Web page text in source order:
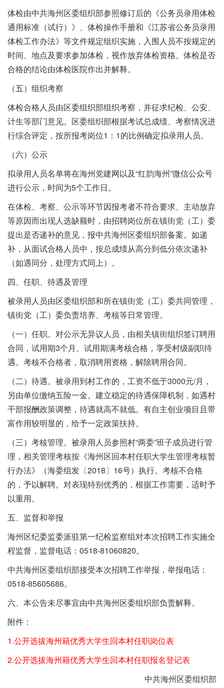
体检由中共海州区委组织部参照修订后的《公务员录用体检
通用标准（试行）》、体检操作手册和《江苏省公务员录用
体检工作办法》等文件规定组织实施，入围人员不按规定的
时间、地点及要求参加体检，视作放弃体检资格。体检是否
合格的结论由体检医院作出并解释。
（五）组织考察
体检合格人员由区委组织部组织考察，并征求纪检、公安、
计生等部门意见。区委组织部根据考试总成绩、考察情况进
行综合评定，按所报考岗位1：1的比例确定拟录用人员。
（六）公示
拟录用人员名单将在海州党建网以及“红韵海州”微信公众号
进行公示，时间为5个工作日。
在体检、考察、公示等环节因报考者不符合要求、主动放弃
等原因而出现人选缺额时，由招聘岗位所在镇街党（工）委
提出是否递补的意见，报中共海州区委组织部备案。如递
补，从面试合格人员中，按总成绩从高分到低分依次递补
（如遇同分，处理方式同上）。
四、任职、待遇及管理
被录用人员由区委组织部和所在镇街党（工）委共同管理，
镇街党（工）委负责培养、考核等日常管理。
（一）任职。对公示无异议人员，由相关镇街组织签订聘用
合同，试用期3个月。试用期满考核合格，享受村级副职待
遇。考核不合格者，取消聘用资格，解除聘用合同。
（二）待遇。被录用到村工作的，工资不低于3000元/月，
另由单位缴纳五险一金。建立稳定的待遇保障机制，如遇村
干部报酬政策调整，待遇就高不就低。有自主创业项目且带
富作用较明显的，给予一定政策扶持。
（三）考核管理。被录用人员参照村“两委”班子成员进行管
理，相关管理考核按《海州区回本村任职大学生管理考核暂
行办法》（海委组发〔2018〕16号）执行。考核不合格
的，予以解聘。对表现特别优秀的，根据工作需要，适时予
以重用。
五、监督和举报
海州区纪委监委派驻第一纪检监察组对本次招聘工作实施全
程监督，监督电话：0518-81060820。
中共海州区委组织部接受本次招聘工作举报，举报电话：
0518-85605686。
六、本公告未尽事宜由中共海州区委组织部负责解释。
附件：
1.公开选拔海州籍优秀大学生回本村任职岗位表
2.公开选拔海州籍优秀大学生回本村任职报名登记表
中共海州区委组织部